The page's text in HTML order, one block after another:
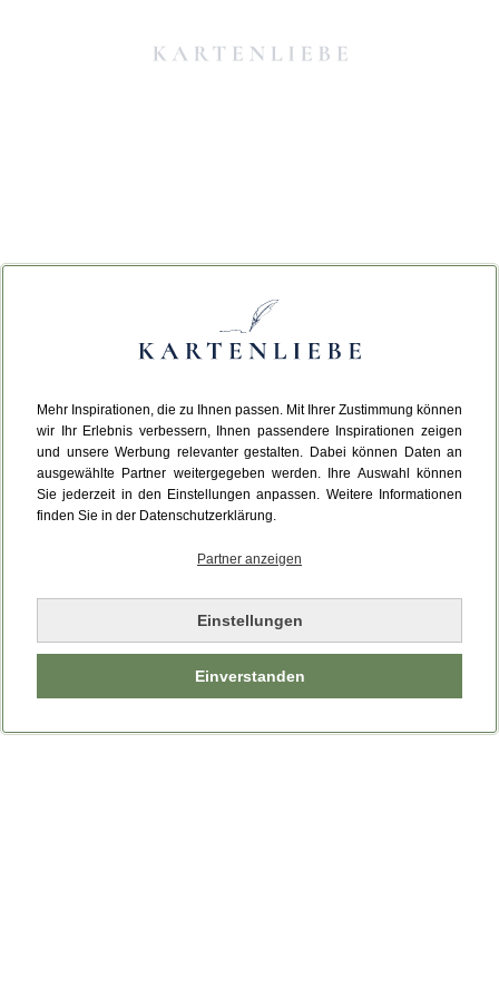
Mehr Inspirationen, die zu Ihnen passen. Mit Ihrer Zustimmung können
wir Ihr Erlebnis verbessern, Ihnen passendere Inspirationen zeigen
und unsere Werbung relevanter gestalten. Dabei können Daten an
ausgewählte Partner weitergegeben werden. Ihre Auswahl können
Sie jederzeit in den Einstellungen anpassen. Weitere Informationen
finden Sie in der Datenschutzerklärung.
Partner anzeigen
Einstellungen
Einverstanden
Da ist etwas schiefgelaufen.
Leider ist ein technischer Fehler aufgetreten.
Bitte laden Sie die Seite neu.